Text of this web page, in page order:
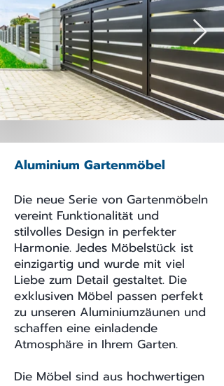
Aluminium Gartenmöbel
Die neue Serie von Gartenmöbeln
vereint Funktionalität und
stilvolles Design in perfekter
Harmonie. Jedes Möbelstück ist
einzigartig und wurde mit viel
Liebe zum Detail gestaltet. Die
exklusiven Möbel passen perfekt
zu unseren Aluminiumzäunen und
schaffen eine einladende
Atmosphäre in Ihrem Garten.
Die Möbel sind aus hochwertigen